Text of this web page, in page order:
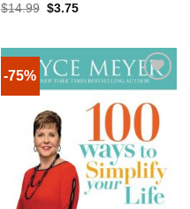
$14.99 $3.75
-75%